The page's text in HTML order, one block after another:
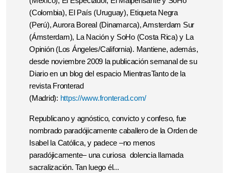
(Colombia), El País (Uruguay), Etiqueta Negra
(Perú), Aurora Boreal (Dinamarca), Amsterdam Sur
(Ámsterdam), La Nación y SoHo (Costa Rica) y La
Opinión (Los Ángeles/California). Mantiene, además,
desde noviembre 2009 la publicación semanal de su
Diario en un blog del espacio MientrasTanto de la
revista Fronterad
(Madrid): https://www.fronterad.com/
Republicano y agnóstico, convicto y confeso, fue
nombrado paradójicamente caballero de la Orden de
Isabel la Católica, y padece –no menos
paradójicamente– una curiosa dolencia llamada
sacralización. Tan luego él...